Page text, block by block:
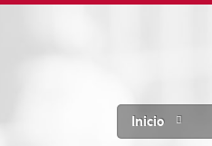
Inicio